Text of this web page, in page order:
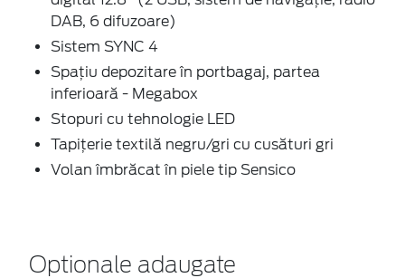
DAB, 6 difuzoare)
Sistem SYNC 4
Spațiu depozitare în portbagaj, partea
inferioară - Megabox
Stopuri cu tehnologie LED
Tapițerie textilă negru/gri cu cusături gri
Volan îmbrăcat în piele tip Sensico
Optionale adaugate